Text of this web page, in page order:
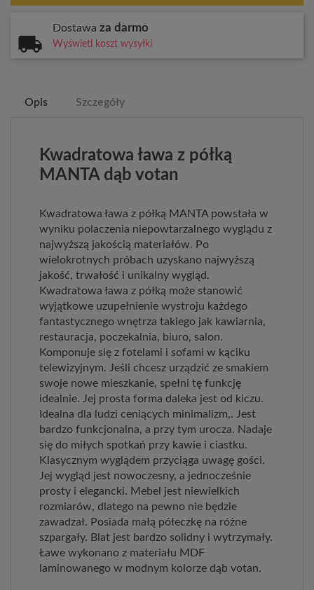
Dostawa za darmo
Wyświetl koszt wysyłki
Opis Szczegóły
Kwadratowa ława z półką
MANTA dąb votan
Kwadratowa ława z półką MANTA powstała w
wyniku polaczenia niepowtarzalnego wyglądu z
najwyższą jakością materiałów. Po
wielokrotnych próbach uzyskano najwyższą
jakość, trwałość i unikalny wygląd.
Kwadratowa ława z półką może stanowić
wyjątkowe uzupełnienie wystroju każdego
fantastycznego wnętrza takiego jak kawiarnia,
restauracja, poczekalnia, biuro, salon.
Komponuje się z fotelami i sofami w kąciku
telewizyjnym. Jeśli chcesz urządzić ze smakiem
swoje nowe mieszkanie, spełni tę funkcję
idealnie. Jej prosta forma daleka jest od kiczu.
Idealna dla ludzi ceniących minimalizm,. Jest
bardzo funkcjonalna, a przy tym urocza. Nadaje
się do miłych spotkań przy kawie i ciastku.
Klasycznym wyglądem przyciąga uwagę gości.
Jej wygląd jest nowoczesny, a jednocześnie
prosty i elegancki. Mebel jest niewielkich
rozmiarów, dlatego na pewno nie będzie
zawadzał. Posiada małą półeczkę na różne
szpargały. Blat jest bardzo solidny i wytrzymały.
Ławe wykonano z materiału MDF
laminowanego w modnym kolorze dąb votan.